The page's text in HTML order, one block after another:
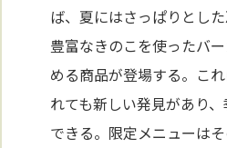
ば、夏にはさっぱりとし
豊富なきのこを使ったバ
める商品が登場する。こ
れても新しい発見があり
できる。限定メニューは